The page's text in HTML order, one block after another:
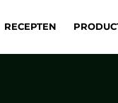
RECEPTEN